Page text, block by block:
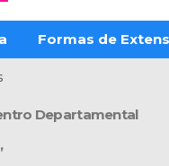
Formas de
Departamental